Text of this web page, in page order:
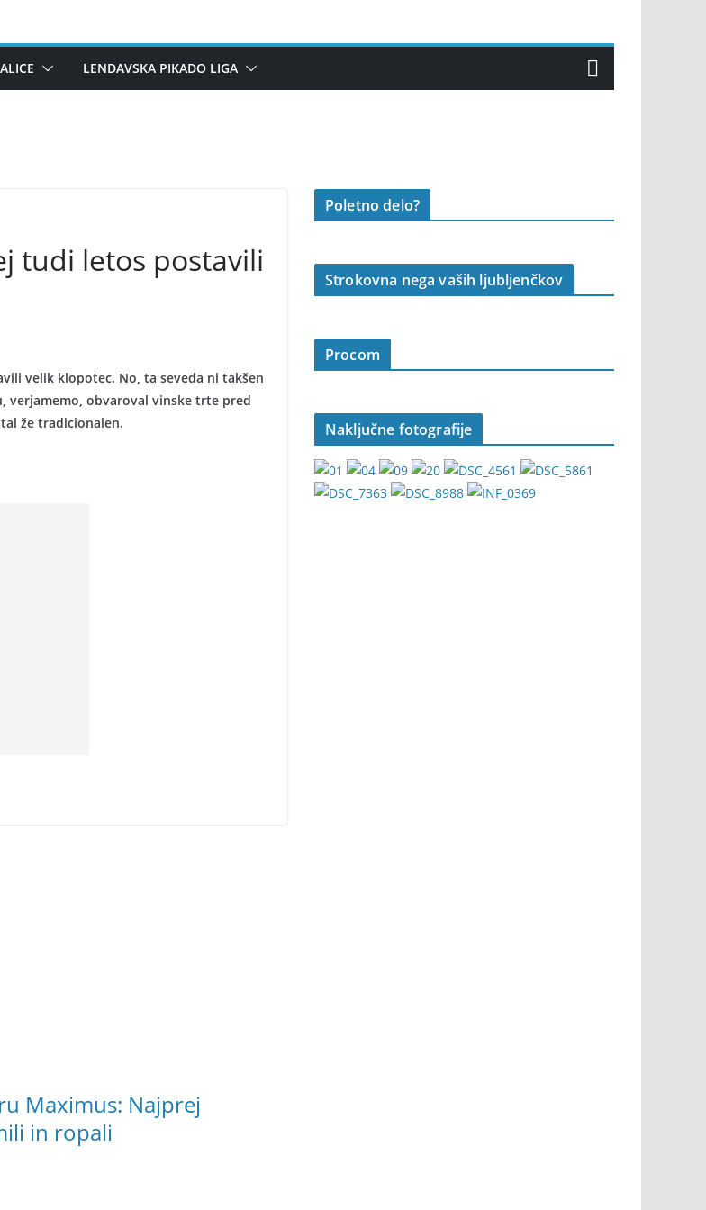
LENDAVSKA PIKADO LIGA
tudi letos postavili
velik klopotec. No, ta seveda ni takšen
verjamemo, obvaroval vinske trte pred
že tradicionalen.
Maximus: Najprej
in ropali
Poletno delo?
Strokovna nega vaših ljubljenčkov
Procom
Naključne fotografije